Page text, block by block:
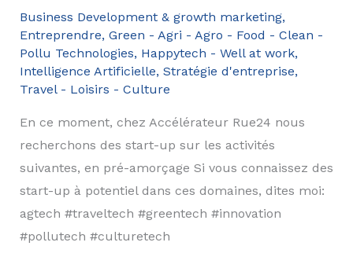
Business Development & growth marketing,
Entreprendre, Green - Agri - Agro - Food - Clean -
Pollu Technologies, Happytech - Well at work,
Intelligence Artificielle, Stratégie d'entreprise,
Travel - Loisirs - Culture
En ce moment, chez Accélérateur Rue24 nous
recherchons des start-up sur les activités
suivantes, en pré-amorçage Si vous connaissez des
start-up à potentiel dans ces domaines, dites moi:
agtech #traveltech #greentech #innovation
#pollutech #culturetech